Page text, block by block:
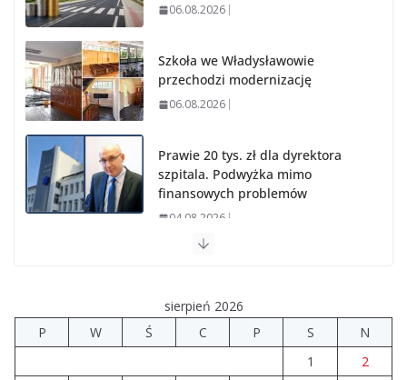
06.08.2026
Szkoła we Władysławowie
przechodzi modernizację
06.08.2026
Prawie 20 tys. zł dla dyrektora
szpitala. Podwyżka mimo
finansowych problemów
04.08.2026
Wiata Wielkopolska. Dotacje nawet do 300 tys. zł
sierpień 2026
P
W Ś C P S
N
1
2